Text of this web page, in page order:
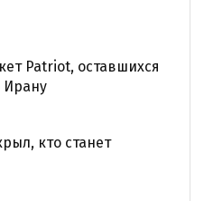
Patriot, оставшихся
Ирану
кто станет